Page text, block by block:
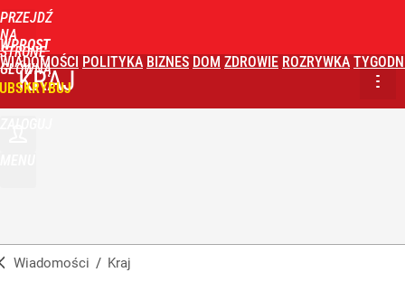
PRZEJDŹ
NA
STRONĘ
GŁÓWNĄ
WPROST
WIADOMOŚCI POLITYKA BIZNES DOM ZDROWIE ROZRYWKA
KRAJ
Wiadomości / Kraj